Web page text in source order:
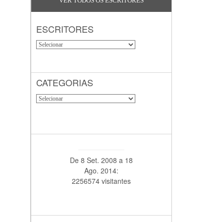
ESCRITORES
CATEGORIAS
De 8 Set. 2008 a 18
Ago. 2014:
2256574 visitantes